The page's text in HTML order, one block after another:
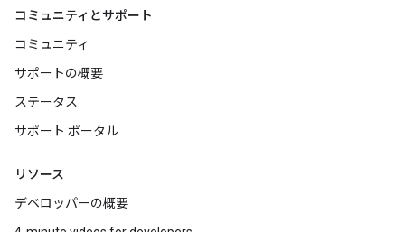
コミュニティとサポート
コミュニティ
サポートの概要
ステータス
サポート ポータル
リソース
デベロッパーの概要